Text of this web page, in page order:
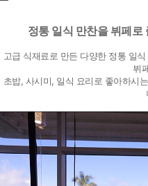
정통 일식 만찬을 뷔페로
고급 식재료로 만든 다양한 정통 일
뷔
초밥, 사시미, 일식 요리로 좋아하시